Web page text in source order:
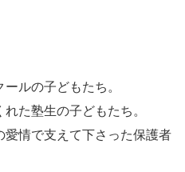
ルの子どもたち。
た塾生の子どもたち。
情で支えて下さった保護者